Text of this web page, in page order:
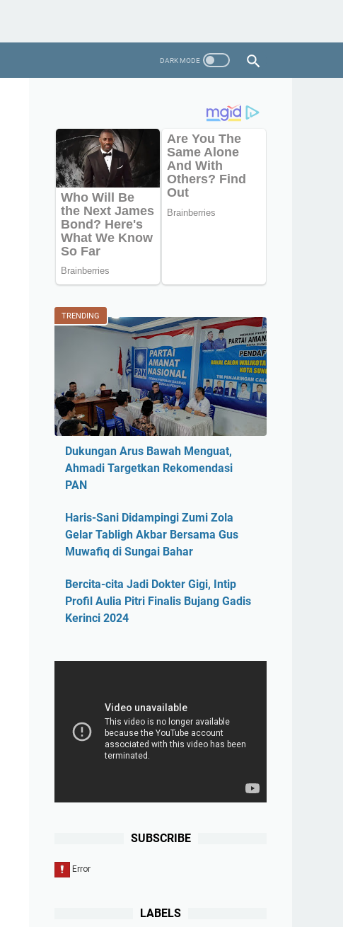
TRENDING
Dukungan Arus Bawah Menguat,
Ahmadi Targetkan Rekomendasi
PAN
Haris-Sani Didampingi Zumi Zola
Gelar Tabligh Akbar Bersama Gus
Muwafiq di Sungai Bahar
Bercita-cita Jadi Dokter Gigi, Intip
Profil Aulia Pitri Finalis Bujang Gadis
Kerinci 2024
SUBSCRIBE
LABELS